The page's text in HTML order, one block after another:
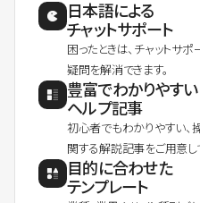
日本語による
チャットサポート
困ったときは、チャットサ
疑問を解消できます。
豊富でわかりやすい
ヘルプ記事
初心者でもわかりやすい、
関する解説記事をご用意し
目的に合わせた
テンプレート